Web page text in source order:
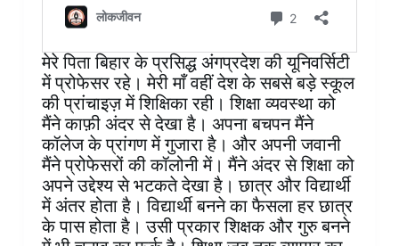
मेरे पिता बिहार के प्रसिद्ध अंगप्रदेश की यूनिवर्सिटी
में प्रोफेसर रहे। मेरी माँ वहीं देश के सबसे बड़े स्कूल
की प्रांचाइज़ में शिक्षिका रही। शिक्षा व्यवस्था को
मैंने काफ़ी अंदर से देखा है। अपना बचपन मैंने
कॉलेज के प्रांगण में गुजारा है। और अपनी जवानी
मैंने प्रोफेसरों की कॉलोनी में। मैंने अंदर से शिक्षा को
अपने उद्देश्य से भटकते देखा है। छात्र और विद्यार्थी
में अंतर होता है। विद्यार्थी बनने का फैसला हर छात्र
के पास होता है। उसी प्रकार शिक्षक और गुरु बनने